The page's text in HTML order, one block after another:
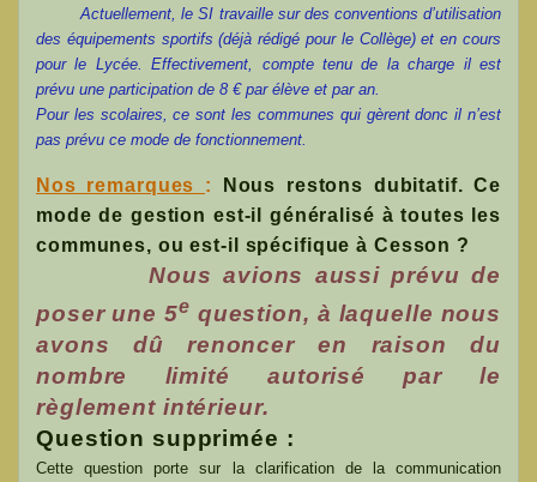
Actuellement, le SI travaille sur des conventions d’utilisation
des équipements sportifs (déjà rédigé pour le Collège) et en cours
pour le Lycée. Effectivement, compte tenu de la charge il est
prévu une participation de 8 € par élève et par an.
Pour les scolaires, ce sont les communes qui gèrent donc il n’est
pas prévu ce mode de fonctionnement.
Nos remarques :
Nous restons dubitatif. Ce
mode de gestion est-il généralisé à toutes les
communes, ou est-il spécifique à Cesson ?
Nous avions aussi prévu de
poser une 5e question, à laquelle nous
avons dû renoncer en raison du
nombre limité autorisé par le
règlement intérieur.
Question supprimée :
Cette question porte sur la clarification de la communication